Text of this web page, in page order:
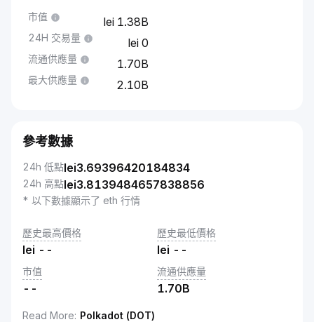
市值 1.38B
24H 交易量 0
流通供應量 1.70B
最大供應量 2.10B
參考數據
24h 低點lei3.69396420184834
24h 高點lei3.8139484657838856
* 以下數據顯示了 eth 行情
歷史最高價格
lei --
歷史最低價格
lei --
市值
--
流通供應量
1.70B
Read More: Polkadot (DOT)